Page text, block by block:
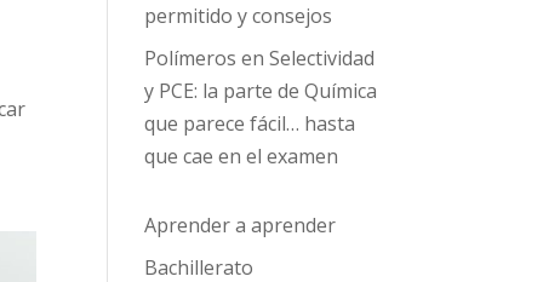
permitido y consejos
Polímeros en Selectividad
y PCE: la parte de Química
que parece fácil… hasta
que cae en el examen
Aprender a aprender
Bachillerato